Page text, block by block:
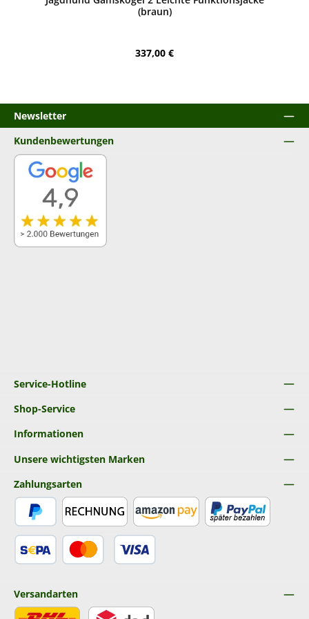
(braun)
Regulärer Preis:
337,00 €
Newsletter
Service-Hotline
Shop-Service
Informationen
Unsere wichtigsten Marken
Kundenbewertungen
Zahlungsarten
Versandarten